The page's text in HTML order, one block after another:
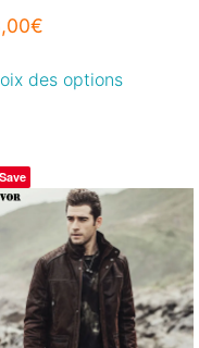
€
des options
Save